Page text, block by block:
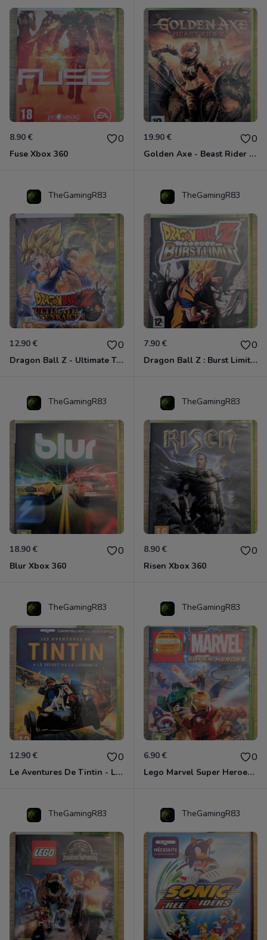
8.90 € 0
Fuse Xbox 360
19.90 € 0
Golden Axe - Beast Rider Xbox 360
TheGamingR83
12.90 € 0
Dragon Ball Z - Ultimate Tenkaichi Xbox 360
TheGamingR83
7.90 € 0
Dragon Ball Z : Burst Limit Xbox 360
TheGamingR83
18.90 € 0
Blur Xbox 360
TheGamingR83
8.90 € 0
Risen Xbox 360
TheGamingR83
12.90 € 0
Le Aventures De Tintin - Le Secret De La Licorne Xbox 360
TheGamingR83
6.90 € 0
Lego Marvel Super Heroes Xbox 360
TheGamingR83 TheGamingR83